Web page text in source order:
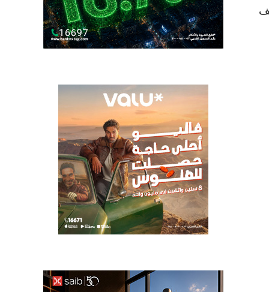
تقريبا وإجمالي مساحة الأرض 10615 ألف